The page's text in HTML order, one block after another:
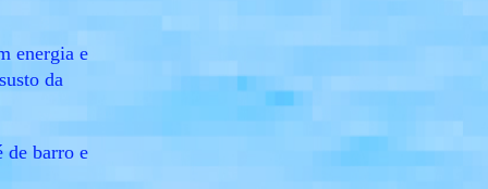
energia e
da
de barro e